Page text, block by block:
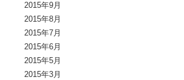
2015年9月
2015年8月
2015年7月
2015年6月
2015年5月
2015年3月